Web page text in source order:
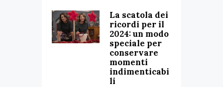
La scatola dei
ricordi per il
2024: un modo
speciale per
conservare
momenti
indimenticabi
li